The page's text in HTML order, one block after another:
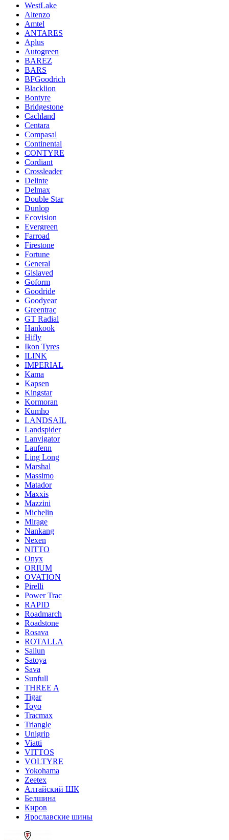
WestLake
Altenzo
Amtel
ANTARES
Aplus
Autogreen
BAREZ
BARS
BFGoodrich
Blacklion
Bontyre
Bridgestone
Cachland
Centara
Compasal
Continental
CONTYRE
Cordiant
Crossleader
Delinte
Delmax
Double Star
Dunlop
Ecovision
Evergreen
Farroad
Firestone
Fortune
General
Gislaved
Goform
Goodride
Goodyear
Greentrac
GT Radial
Hankook
Hifly
Ikon Tyres
ILINK
IMPERIAL
Kama
Kapsen
Kingstar
Kormoran
Kumho
LANDSAIL
Landspider
Lanvigator
Laufenn
Ling Long
Marshal
Massimo
Matador
Maxxis
Mazzini
Michelin
Mirage
Nankang
Nexen
NITTO
Onyx
ORIUM
OVATION
Pirelli
Power Trac
RAPID
Roadmarch
Roadstone
Rosava
ROTALLA
Sailun
Satoya
Sava
Sunfull
THREE A
Tigar
Toyo
Tracmax
Triangle
Unigrip
Viatti
VITTOS
VOLTYRE
Yokohama
Zeetex
Алтайский ШК
Белшина
Киров
Ярославские шины